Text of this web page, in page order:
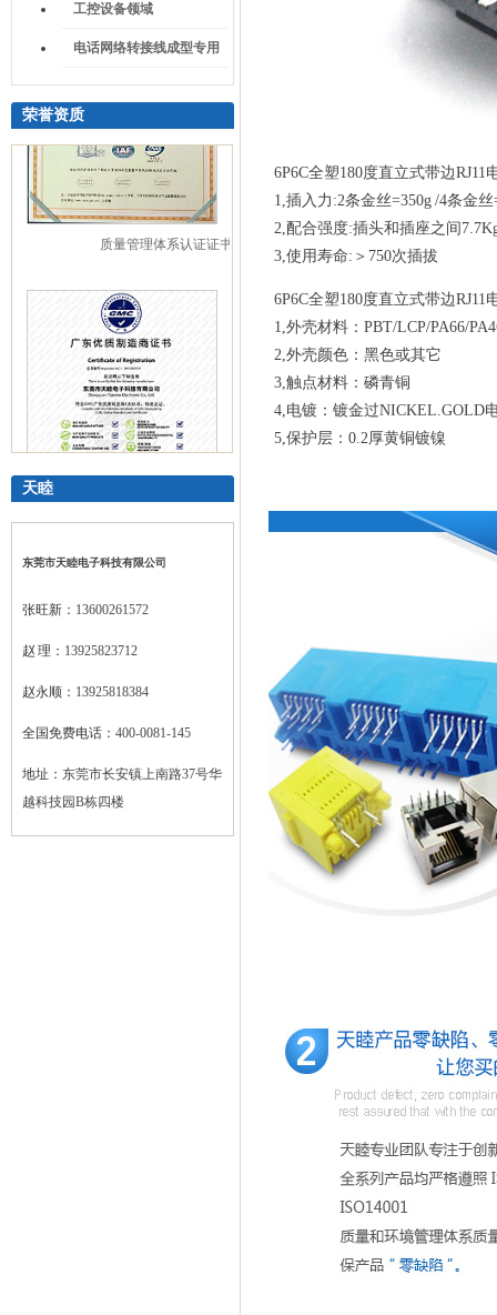
工控设备领域
电话网络转接线成型专用
荣誉资质
质量管理体系认证证书
天睦
东莞市天睦电子科技有限公司
张旺新： 13600261572
赵 理： 13925823712
赵永顺： 13925818384
全国免费电话： 400-0081-145
地址： 东莞市长安镇上南路37号华
越科技园B栋四楼
6P6C全塑180度直立式带边RJ11
1,插入力:2条金丝=350g /4条金
2,配合强度:插头和插座之间
3,使用寿命:＞750次插拔
6P6C全塑180度直立式带边RJ11
1,外壳材料：PBT/LCP/PA66/
2,外壳颜色：黑色或其它
3,触点材料：磷青铜
4,电镀：镀金过NICKEL.GOLD
5,保护层：0.2厚黄铜镀镍